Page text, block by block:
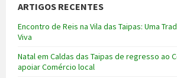
ARTIGOS RECENTES
Encontro de Reis na Vila das Taipas: Uma
Viva
Natal em Caldas das Taipas de regresso ao
apoiar Comércio local